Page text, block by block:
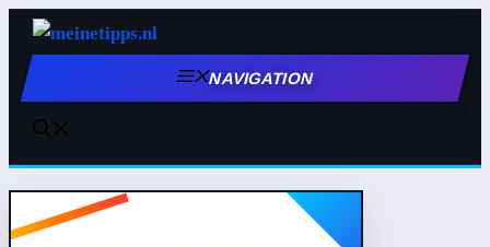
Zum
Inhalt
springen
NAVIGATION